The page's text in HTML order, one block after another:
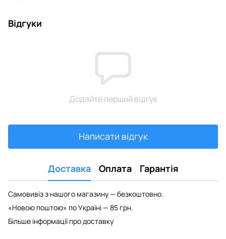
Відгуки
Додайте перший відгук
Написати відгук
Доставка Оплата Гарантія
Самовивіз з нашого магазину — безкоштовно.
«Новою поштою» по Україні — 85 грн.
Більше інформації про доставку